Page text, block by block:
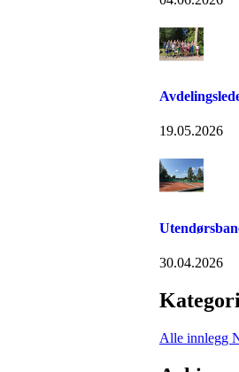
19.05.2026
30.04.2026
Kategori
Alle innlegg